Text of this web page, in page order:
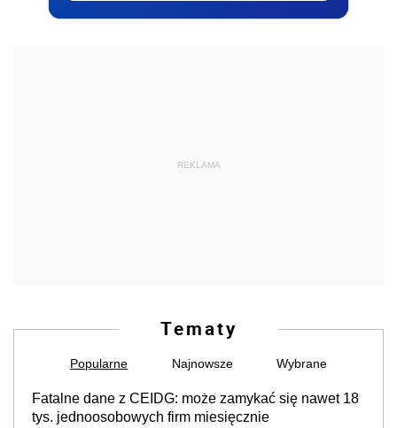
REKLAMA
Tematy
Popularne Najnowsze Wybrane
Fatalne dane z CEIDG: może zamykać się nawet 18
tys. jednoosobowych firm miesięcznie